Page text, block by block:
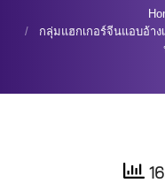
กลุ่มแฮกเกอร์จีนแอบอ้า